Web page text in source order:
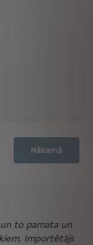
to pamata un
Importētājs